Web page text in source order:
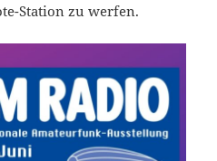
Station zu werfen.